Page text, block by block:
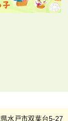
水戸市双葉台5-27